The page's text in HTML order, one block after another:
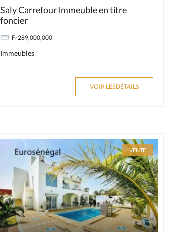
Saly Carrefour Immeuble en titre
foncier
Fr289,000,000
Immeubles
VOIR LES DÉTAILS
VENTE